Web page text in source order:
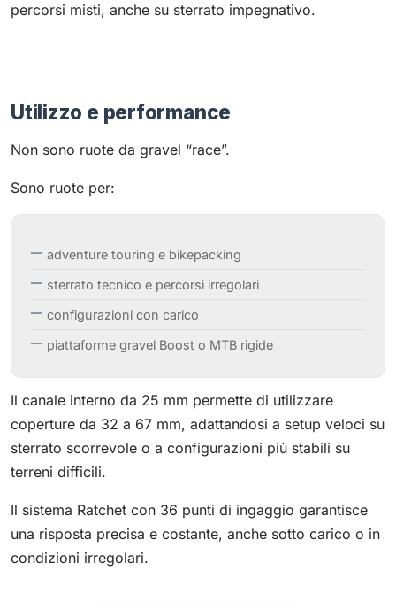
percorsi misti, anche su sterrato impegnativo.
Utilizzo e performance
Non sono ruote da gravel “race”.
Sono ruote per:
adventure touring e bikepacking
sterrato tecnico e percorsi irregolari
configurazioni con carico
piattaforme gravel Boost o MTB rigide
Il canale interno da 25 mm permette di utilizzare
coperture da 32 a 67 mm, adattandosi a setup veloci su
sterrato scorrevole o a configurazioni più stabili su
terreni difficili.
Il sistema Ratchet con 36 punti di ingaggio garantisce
una risposta precisa e costante, anche sotto carico o in
condizioni irregolari.